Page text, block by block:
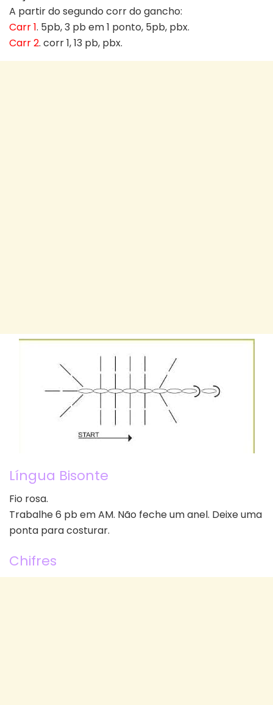
A partir do segundo corr do gancho:
Carr 1. 5pb, 3 pb em 1 ponto, 5pb, pbx.
Carr 2. corr 1, 13 pb, pbx.
Língua Bisonte
Fio rosa.
Trabalhe 6 pb em AM. Não feche um anel. Deixe uma
ponta para costurar.
Chifres